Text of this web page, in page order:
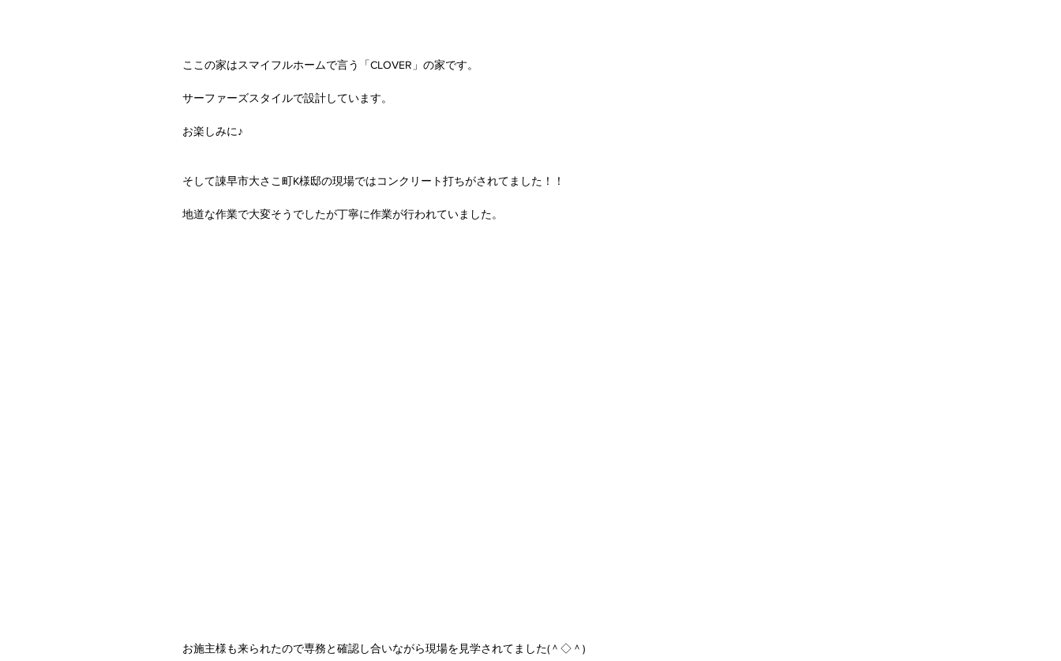
ここの家はスマイフルホームで言う「CLOVER」の家です。
サーファーズスタイルで設計しています。
お楽しみに♪
そして諌早市大さこ町K様邸の現場ではコンクリート打ちがされてました！！
地道な作業で大変そうでしたが丁寧に作業が行われていました。
お施主様も来られたので専務と確認し合いながら現場を見学されてました(＾◇＾)